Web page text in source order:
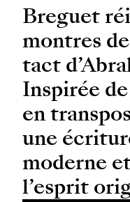
Breguet
montres
tact
Inspirée
en
une
moderne
l’esprit